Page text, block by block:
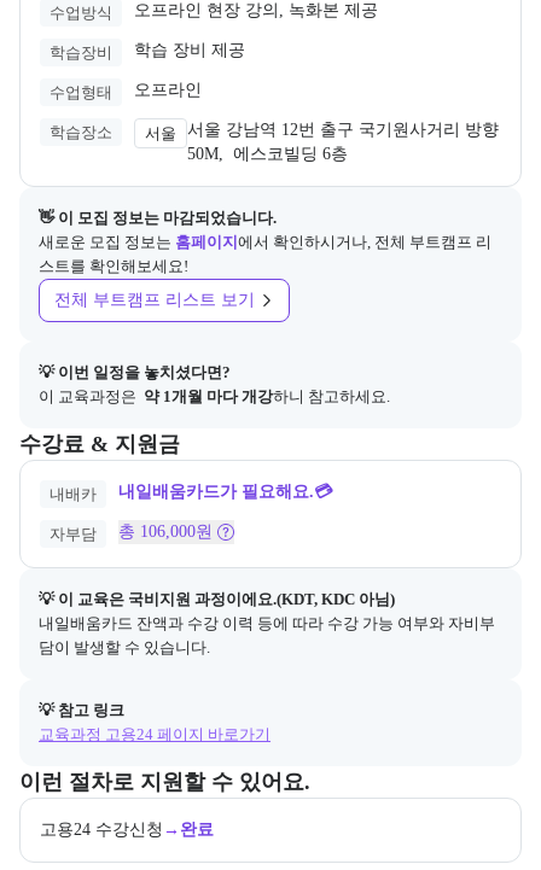
수업방식 오프라인 현장 강의, 녹화본 제공
학습장비 학습 장비 제공
수업형태 오프라인
학습장소 서울
서울 강남역 12번 출구 국기원사거리 방향
50M,  에스코빌딩 6층
👋 이 모집 정보는 마감되었습니다.
새로운 모집 정보는 홈페이지 에서 확인하시거나, 전체 부트캠프 리
스트를 확인해보세요!
전체 부트캠프 리스트 보기
💡 이번 일정을 놓치셨다면?
이 교육과정은 약 1개월 마다 개강하니 참고하세요.
수강료 & 지원금
교육과정의 비용 및 결제 관련 정보를 안내한다. 필요 시 정부지원 과
내배카 내일배움카드가 필요해요.💳
자부담 총 106,000원
💡 이 교육은 국비지원 과정이에요.(KDT, KDC 아님)
내일배움카드 잔액과 수강 이력 등에 따라 수강 가능 여부와 자비부
담이 발생할 수 있습니다.
💡 참고 링크
교육과정 고용24 페이지 바로가기
이런 절차로 지원할 수 있어요.
교육과정 지원 절차와 참여 조건, 상세 참고사항을 안내한다.
고용24 수강신청 → 완료